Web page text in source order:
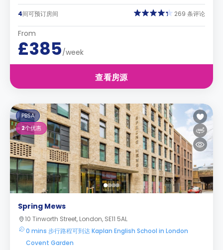
4间可预订房间 269 条评论
From
£385/week
查看房源
PBSA
2个优惠
Spring Mews
10 Tinworth Street, London, SE11 5AL
0 mins 步行路程可到达 Kaplan English School in London
Covent Garden